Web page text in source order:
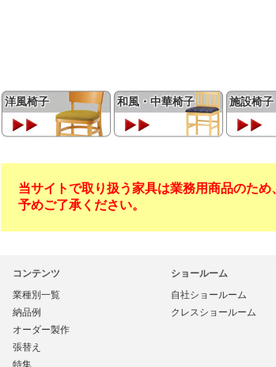
洋風椅子 和風・中華椅子 施設椅子
当サイトで取り扱う家具は業務用商品のた
予めご了承ください。
コンテンツ
業種別一覧
納品例
オーダー製作
張替え
特集
ショールーム
自社ショールーム
クレスショールーム